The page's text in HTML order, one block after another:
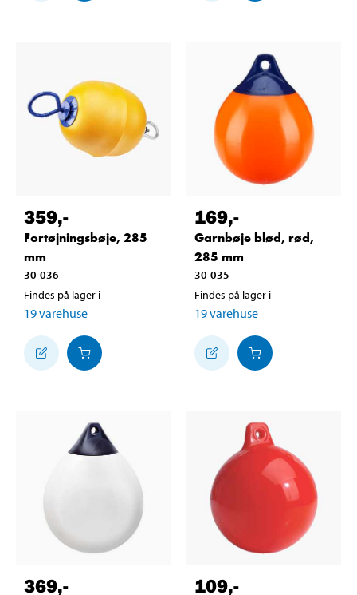
359,-
Fortøjningsbøje, 285
mm
30-036
Findes på lager i
19varehuse
169,-
Garnbøje blød, rød,
285 mm
30-035
Findes på lager i
19varehuse
369,- 109,-